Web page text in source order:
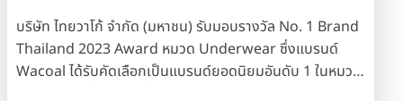
เสื่อมสภาพมาจัดการอย่างมีระบบและกำจัดอย่างถูกวิธี พร้อม
ทั้งแปรเปลี่ยนเป็นพลังงานเชื้อเพลิง ช่วยลดขยะชุมชน ลดการ
ใช้ทรัพยากรธรรมชาติ และลดผลกระทบจากสภาวะโลกร้อน -
บริษัท ไทยวาโก้ จำกัด (มหาชน) รับมอบรางวัล No. 1 Brand
Thailand 2023 Award หมวด Underwear ซึ่งแบรนด์
Wacoal ได้รับคัดเลือกเป็นแบรนด์ยอดนิยมอันดับ 1 ในหมวด